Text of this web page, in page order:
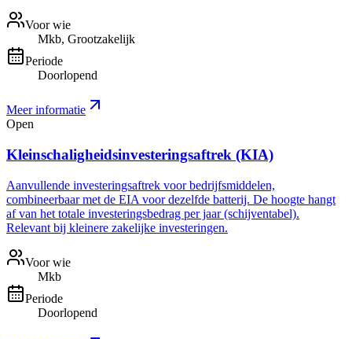
Voor wie
Mkb, Grootzakelijk
Periode
Doorlopend
Meer informatie
Open
Kleinschaligheidsinvesteringsaftrek (KIA)
Aanvullende investeringsaftrek voor bedrijfsmiddelen,
combineerbaar met de EIA voor dezelfde batterij. De hoogte hangt
af van het totale investeringsbedrag per jaar (schijventabel).
Relevant bij kleinere zakelijke investeringen.
Voor wie
Mkb
Periode
Doorlopend